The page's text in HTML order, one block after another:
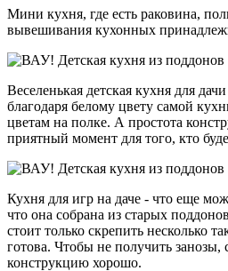
Мини кухня, где есть раковина,
вывешивания кухонных
Веселенькая детская кухня для
благодаря белому цвету самой
цветам на полке. А простота
приятный момент для того, кто
Кухня для игр на даче - что еще
что она собрана из старых
стоит только скрепить несколько
готова. Чтобы не получить занозы,
конструкцию хорошо.